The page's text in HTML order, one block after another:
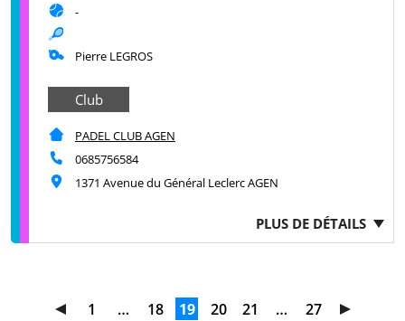
-
Pierre LEGROS
Club
PADEL CLUB AGEN
0685756584
1371 Avenue du Général Leclerc AGEN
PLUS DE DÉTAILS
1 … 18 19 20 21 … 27